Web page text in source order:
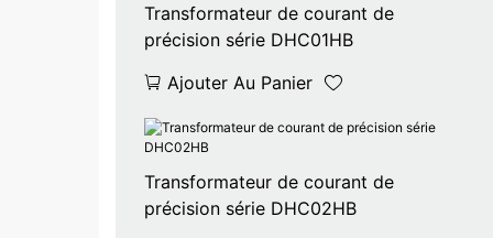
Transformateur de courant de
précision série DHC01HB
Ajouter Au Panier
Transformateur de courant de
précision série DHC02HB